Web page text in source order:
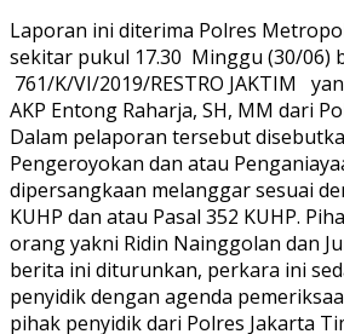
Laporan ini diterima Polres
sekitar pukul 17.30 Minggu (30/06)
761/K/VI/2019/RESTRO JAKTIM
AKP Entong Raharja, SH, MM dari
Dalam pelaporan tersebut
Pengeroyokan dan atau
dipersangkaan melanggar sesuai
KUHP dan atau Pasal 352 KUHP.
orang yakni Ridin Nainggolan dan
berita ini diturunkan, perkara ini
penyidik dengan agenda
pihak penyidik dari Polres Jakarta